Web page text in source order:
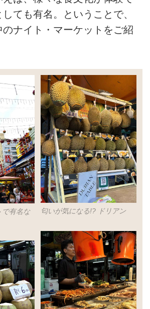
ても有名。ということで、
ナイト・マーケットをご紹
で有名な
匂いが気になる!? ドリアン